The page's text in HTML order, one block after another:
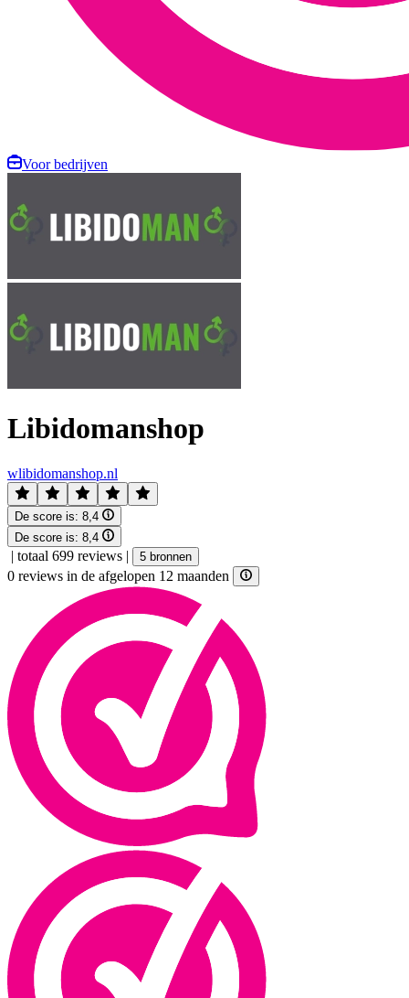
Voor bedrijven
Libidomanshop
wlibidomanshop.nl
De score is: 8,4
De score is: 8,4
| totaal 699 reviews | 5 bronnen
0 reviews in de afgelopen 12 maanden